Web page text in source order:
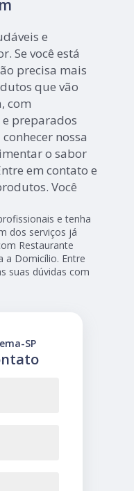
e
Se você está
precisa mais
que vão
com
preparados
nossa
o sabor
em contato e
Você
e tenha
dos serviços já
Restaurante
a Domicílio. Entre
suas dúvidas com
SP